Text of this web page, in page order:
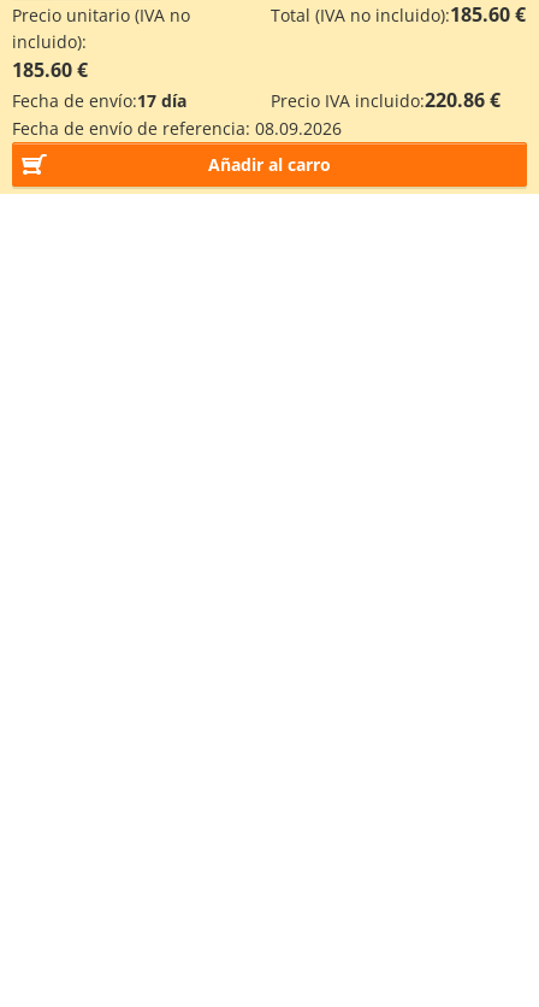
Precio unitario (IVA no
incluido):
185.60 €
Total (IVA no incluido):185.60 €
Fecha de envío:17 día Precio IVA incluido:220.86 €
Fecha de envío de referencia: 08.09.2026
Añadir al carro